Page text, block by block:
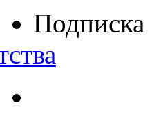
Подписка